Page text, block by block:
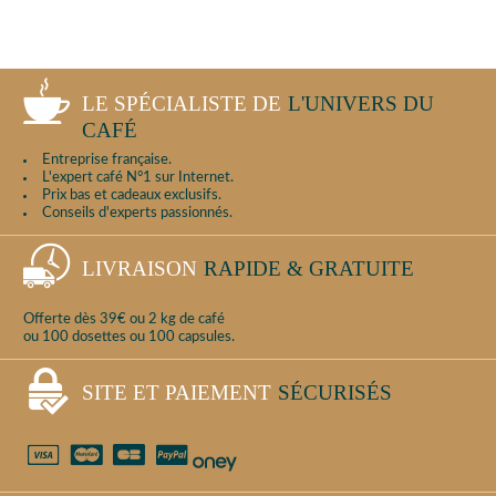
LE SPÉCIALISTE DE L'UNIVERS DU
CAFÉ
Entreprise française.
L'expert café N°1 sur Internet.
Prix bas et cadeaux exclusifs.
Conseils d'experts passionnés.
LIVRAISON RAPIDE & GRATUITE
Offerte dès 39€ ou 2 kg de café
ou 100 dosettes ou 100 capsules.
SITE ET PAIEMENT SÉCURISÉS